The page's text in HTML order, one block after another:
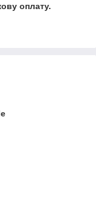
оплату.